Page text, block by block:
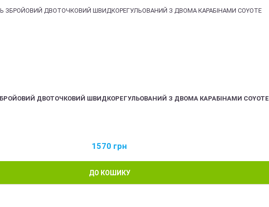
ДВОТОЧКОВИЙ ШВИДКОРЕГУЛЬОВАНИЙ З ДВОМА КАРАБІНАМИ COYOTE
1570 грн
ДО КОШИКУ